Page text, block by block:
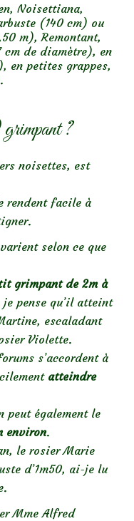
Noisettiana,
(140 cm) ou
m), Remontant,
cm de diamètre), en
en petites grappes,
?
noisettes, est
rendent facile à
selon ce que
grimpant de 2m à
pense qu’il atteint
escaladant
Violette.
s’accordent à
atteindre
peut également le
environ.
le rosier Marie
d’1m50, ai-je lu
Mme Alfred